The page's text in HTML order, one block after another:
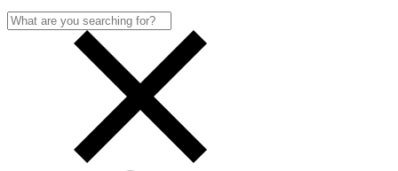
Search
for: